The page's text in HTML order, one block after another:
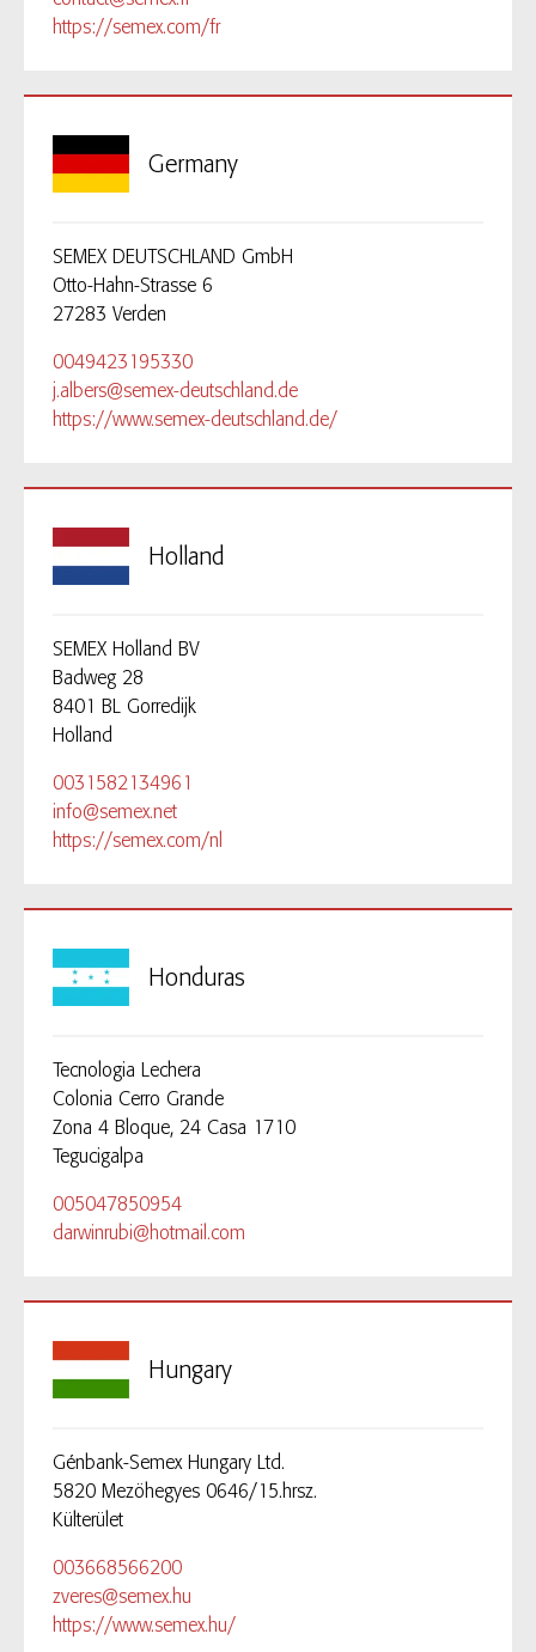
https://semex.com/fr
Germany
SEMEX DEUTSCHLAND GmbH
Otto-Hahn-Strasse 6
27283 Verden
0049423195330
j.albers@semex-deutschland.de
https://www.semex-deutschland.de/
Holland
SEMEX Holland BV
Badweg 28
8401 BL Gorredijk
0031582134961
info@semex.net
https://semex.com/nl
Honduras
Tecnologia Lechera
Colonia Cerro Grande
Zona 4 Bloque, 24 Casa 1710
Tegucigalpa
005047850954
darwinrubi@hotmail.com
Hungary
Génbank-Semex Hungary Ltd.
5820 Mezöhegyes 0646/15.hrsz.
Külterület
003668566200
zveres@semex.hu
https://www.semex.hu/